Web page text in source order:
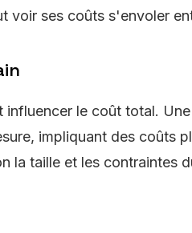
voir ses coûts s'envoler
influencer le coût total.
impliquant des coûts
la taille et les contraintes